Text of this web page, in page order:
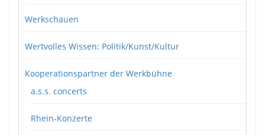
Werkschauen
Wertvolles Wissen: Politik/Kunst/Kultur
Kooperationspartner der Werkbühne
a.s.s. concerts
Rhein-Konzerte